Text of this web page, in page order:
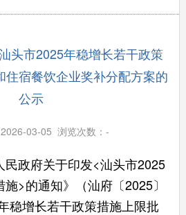
头市2025年稳增长若干政策
住宿餐饮企业奖补分配方案的
公示
03-05 浏览次数：-
政府关于印发<汕头市2025
>的通知》（汕府〔2025〕
稳增长若干政策措施上限批